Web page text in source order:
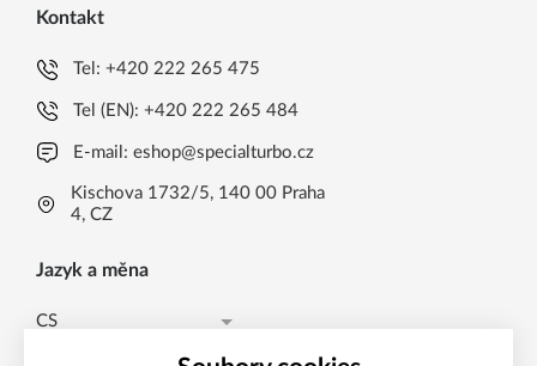
Kontakt
Tel:+420 222 265 475
Tel (EN):+420 222 265 484
E-mail:eshop@specialturbo.cz
Kischova 1732/5, 140 00 Praha
4, CZ
Jazyk a měna
CS
Česká koruna CZK (Kč)